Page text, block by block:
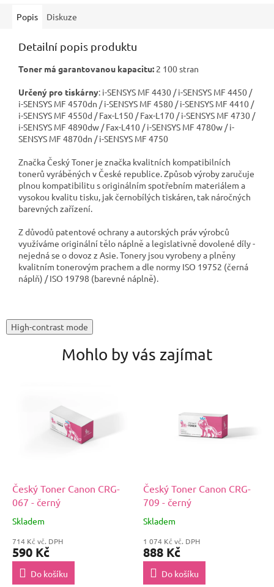
Popis Diskuze
Detailní popis produktu
Toner má garantovanou kapacitu: 2 100 stran
Určený pro tiskárny: i-SENSYS MF 4430 / i-SENSYS MF 4450 /
i-SENSYS MF 4570dn / i-SENSYS MF 4580 / i-SENSYS MF 4410 /
i-SENSYS MF 4550d / Fax-L150 / Fax-L170 / i-SENSYS MF 4730 /
i-SENSYS MF 4890dw / Fax-L410 / i-SENSYS MF 4780w / i-
SENSYS MF 4870dn / i-SENSYS MF 4750
Značka Český Toner je značka kvalitních kompatibilních
tonerů vyráběných v České republice. Způsob výroby zaručuje
plnou kompatibilitu s originálním spotřebním materiálem a
vysokou kvalitu tisku, jak černobílých tiskáren, tak náročných
barevných zařízení.
Z důvodů patentové ochrany a autorských práv výrobců
využíváme originální tělo náplně a legislativně dovolené díly -
nejedná se o dovoz z Asie. Tonery jsou vyrobeny a plněny
kvalitním tonerovým prachem a dle normy ISO 19752 (černá
náplň) / ISO 19798 (barevné náplně).
High-contrast mode
Mohlo by vás zajímat
Český Toner Canon CRG-
067 - černý
Skladem
714 Kč vč. DPH
590 Kč
Do košíku
Český Toner Canon CRG-
709 - černý
Skladem
1 074 Kč vč. DPH
888 Kč
Do košíku